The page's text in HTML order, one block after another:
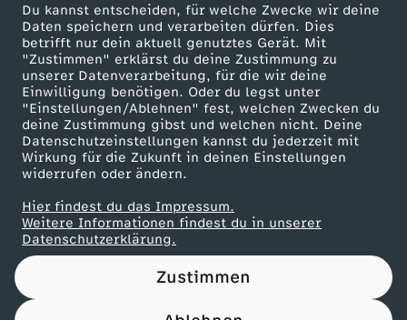
Du kannst entscheiden, für welche Zwecke wir deine
Daten speichern und verarbeiten dürfen. Dies
betrifft nur dein aktuell genutztes Gerät. Mit
"Zustimmen" erklärst du deine Zustimmung zu
unserer Datenverarbeitung, für die wir deine
Einwilligung benötigen. Oder du legst unter
"Einstellungen/Ablehnen" fest, welchen Zwecken du
deine Zustimmung gibst und welchen nicht. Deine
Datenschutzeinstellungen kannst du jederzeit mit
Wirkung für die Zukunft in deinen Einstellungen
widerrufen oder ändern.
Hier findest du das Impressum.
Weitere Informationen findest du in unserer
Datenschutzerklärung.
Zustimmen
b
r
ü
c
h
e
ZDF goes Schule
Werbefernsehen
Mainzelmännchen
Partner